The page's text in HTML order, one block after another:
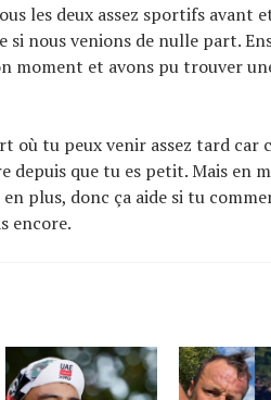
les deux assez sportifs avant
si nous venions de nulle part.
moment et avons pu trouver
où tu peux venir assez tard car
depuis que tu es petit. Mais en
plus, donc ça aide si tu
encore.